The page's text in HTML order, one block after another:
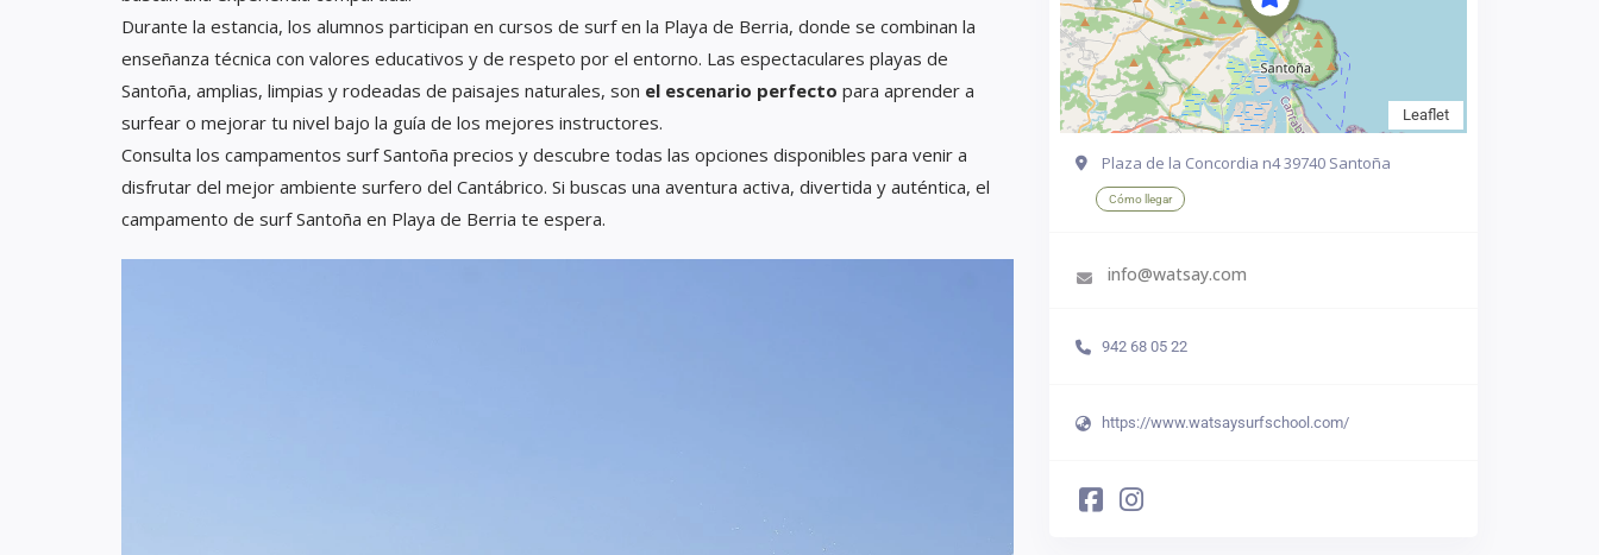
Durante la estancia, los alumnos participan en cursos de surf en la Playa de Berria, donde se combinan la
enseñanza técnica con valores educativos y de respeto por el entorno. Las espectaculares playas de
Santoña, amplias, limpias y rodeadas de paisajes naturales, son el escenario perfecto para aprender a
surfear o mejorar tu nivel bajo la guía de los mejores instructores.
Consulta los campamentos surf Santoña precios y descubre todas las opciones disponibles para venir a
disfrutar del mejor ambiente surfero del Cantábrico. Si buscas una aventura activa, divertida y auténtica, el
campamento de surf Santoña en Playa de Berria te espera.
Leaflet
Plaza de la Concordia n4 39740 Santoña
Cómo llegar
info@watsay.com
942 68 05 22
https://www.watsaysurfschool.com/